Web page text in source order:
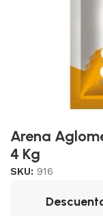
Arena
4 Kg
SKU: 916